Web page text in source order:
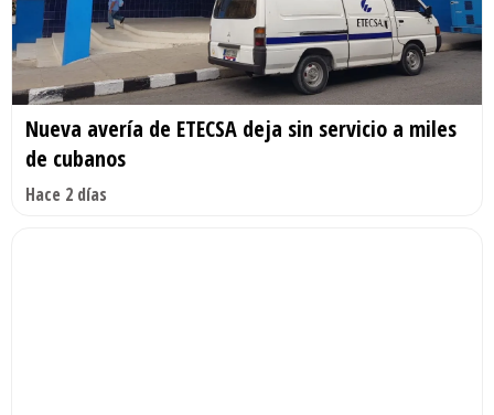
Nueva avería de ETECSA deja sin servicio a miles
de cubanos
Hace 2 días